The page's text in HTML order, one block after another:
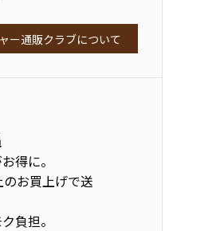
ー通販クラブについて
得に。
お買上げで送
負担。